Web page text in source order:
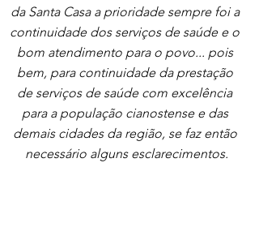
da Santa Casa a prioridade sempre foi a
continuidade dos serviços de saúde e o
bom atendimento para o povo... pois
bem, para continuidade da prestação
de serviços de saúde com excelência
para a população cianostense e das
demais cidades da região, se faz então
necessário alguns esclarecimentos.